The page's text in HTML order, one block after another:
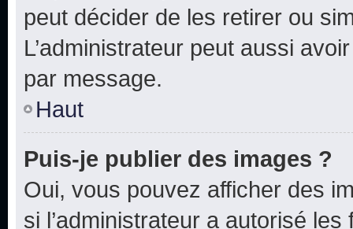
peut décider de les retirer ou
L’administrateur peut aussi
par message.
Haut
Puis-je publier des images ?
Oui, vous pouvez afficher des
si l’administrateur a autorisé